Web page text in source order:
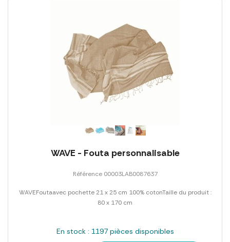
WAVE - Fouta personnalisable
Référence 00003LAB0087637
WAVEFoutaavec pochette 21 x 25 cm 100% cotonTaille du produit :
80 x 170 cm
En stock : 1197 pièces disponibles